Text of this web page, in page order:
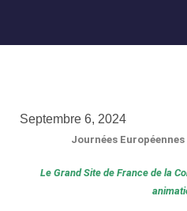
Septembre 6, 2024
Journées
Le Grand Site de France de la